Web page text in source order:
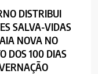
DISTRIBUI
SALVA-VIDAS
NOVA NO
DOS 100 DIAS